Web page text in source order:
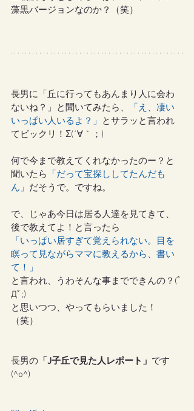
藻黒バージョンなのか？（笑）
長男に「丘に行ってもあんまり人に会わ
ないね？」と聞いてみたら、
「え、凄い
いっぱい人いるよ？」
とサラッと言われ
てビックリ！Σ(´∀｀；)
何で今まで教えてくれなかったのー？と
聞いたら
「だって宝探ししてたんだも
ん」 だそうで。ですね。
で、じゃあ今日は居る人達を見てきて、
後で教えてよ！と言ったら
「いっぱい居すぎて覚えられない。目を
瞑って見ながらママに教えるから、書い
て！」
と言われ、うわそんな事までできんの？(ﾟ
Дﾟ;)
と思いつつ、やってもらいました！
（笑）
長男の 「J子丘で見た人レポート」 です
(^o^)